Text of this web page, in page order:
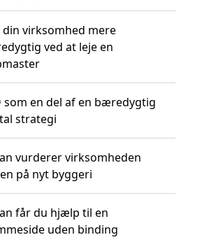
din virksomhed mere
ved at leje en
som en del af en bæredygtig
strategi
vurderer virksomheden
på nyt byggeri
får du hjælp til en
uden binding